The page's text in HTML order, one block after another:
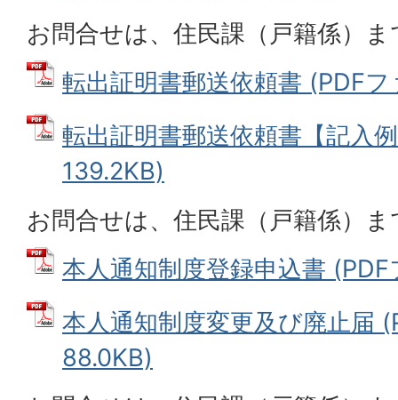
お問合せは、住民課（戸籍係）
転出証明書郵送依頼書 (PDF
転出証明書郵送依頼書【記入
139.2KB)
お問合せは、住民課（戸籍係）
本人通知制度登録申込書
本人通知制度変更及び廃止届
88.0KB)